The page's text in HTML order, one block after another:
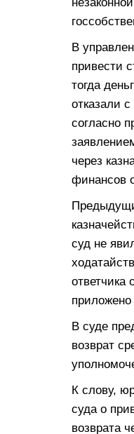
В
привести
тогда
отказали
согласно
через
финансов
суд не
ответчика
приложено
В суде
возврат
К слову,
суда о
возврата